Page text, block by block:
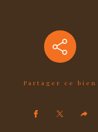
Partager ce bien